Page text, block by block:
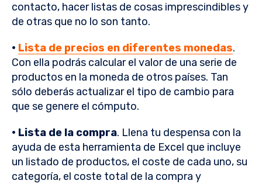
contacto, hacer listas de cosas imprescindibles y
de otras que no lo son tanto.
· Lista de precios en diferentes monedas.
Con ella podrás calcular el valor de una serie de
productos en la moneda de otros países. Tan
sólo deberás actualizar el tipo de cambio para
que se genere el cómputo.
· Lista de la compra. Llena tu despensa con la
ayuda de esta herramienta de Excel que incluye
un listado de productos, el coste de cada uno, su
categoría, el coste total de la compra y